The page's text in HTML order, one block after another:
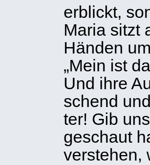
erblickt,
Maria sitzt
Hän­den
„Mein ist
Und ihre
schend
ter! Gib
geschaut
ver­ste­hen,